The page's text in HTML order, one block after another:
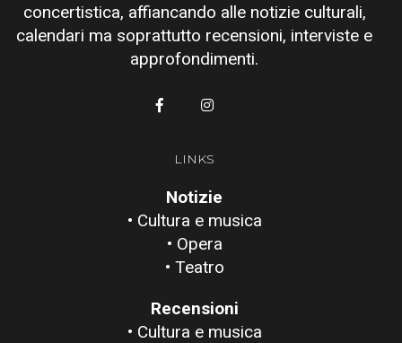
concertistica, affiancando alle notizie culturali,
calendari ma soprattutto recensioni, interviste e
approfondimenti.
LINKS
Notizie
• Cultura e musica
• Opera
• Teatro
Recensioni
• Cultura e musica